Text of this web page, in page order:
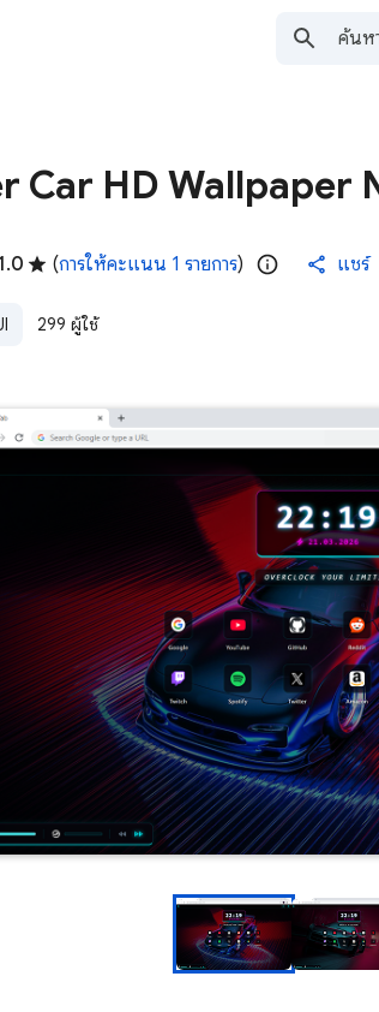
Car HD Wallpaper
(การให้คะแนน 1 รายการ) แชร์
299 ผู้ใช้